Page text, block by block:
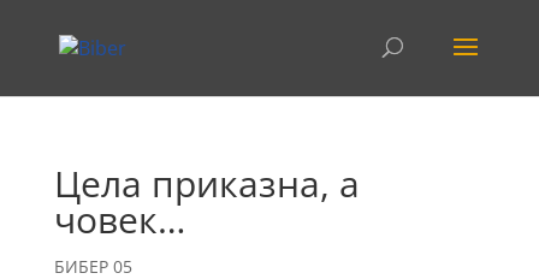
Цела приказна, а
човек…
БИБЕР 05